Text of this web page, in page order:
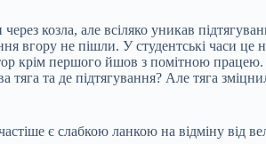
козла, але всіляко уникав
вгору не пішли. У студентські часи це
крім першого йшов з помітною
та де підтягування? Але тяга
є слабкою ланкою на відміну від